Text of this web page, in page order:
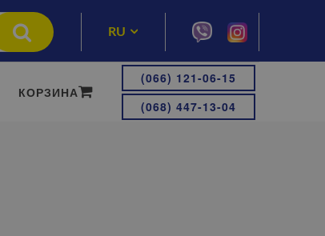
RU
(066) 121-06-15
(068) 447-13-04
КОРЗИНА